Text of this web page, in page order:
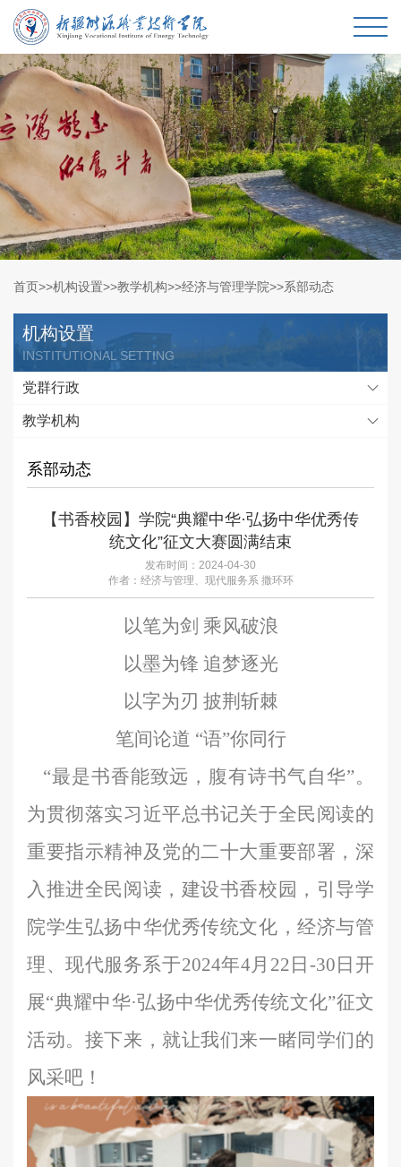
首页>>机构设置>>教学机构>>经济与管理学院>>系部动态
机构设置
INSTITUTIONAL SETTING
党群行政
教学机构
系部动态
【书香校园】学院“典耀中华·弘扬中华优秀传
统文化”征文大赛圆满结束
发布时间：2024-04-30
作者：经济与管理、现代服务系 撒环环
以笔为剑 乘风破浪
以墨为锋 追梦逐光
以字为刃 披荆斩棘
笔间论道 “语”你同行
“最是书香能致远，腹有诗书气自华”。
为贯彻落实习近平总书记关于全民阅读的
重要指示精神及党的二十大重要部署，深
入推进全民阅读，建设书香校园，引导学
院学生弘扬中华优秀传统文化，经济与管
理、现代服务系于2024年4月22日-30日开
展“典耀中华·弘扬中华优秀传统文化”征文
活动。接下来，就让我们来一睹同学们的
风采吧！